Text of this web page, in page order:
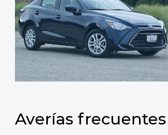
Averías